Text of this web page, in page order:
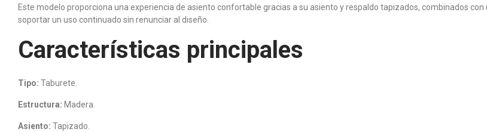
Este modelo proporciona una experiencia de asiento confortable gracias a su asiento y respaldo tapizados, combinados
soportar un uso continuado sin renunciar al diseño.
Características principales
Tipo: Taburete.
Estructura: Madera.
Asiento: Tapizado.